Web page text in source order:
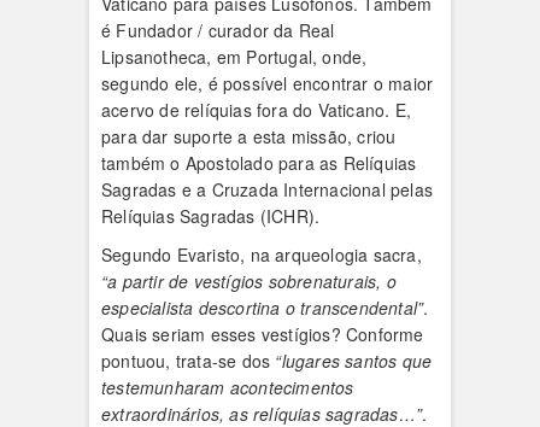
é Fundador / curador da Real
Lipsanotheca, em Portugal, onde,
segundo ele, é possível encontrar o maior
acervo de relíquias fora do Vaticano. E,
para dar suporte a esta missão, criou
também o Apostolado para as Relíquias
Sagradas e a Cruzada Internacional pelas
Relíquias Sagradas (ICHR).
Segundo Evaristo, na arqueologia sacra,
“a partir de vestígios sobrenaturais, o
especialista descortina o transcendental”.
Quais seriam esses vestígios? Conforme
pontuou, trata-se dos “lugares santos que
testemunharam acontecimentos
extraordinários, as relíquias sagradas…”.